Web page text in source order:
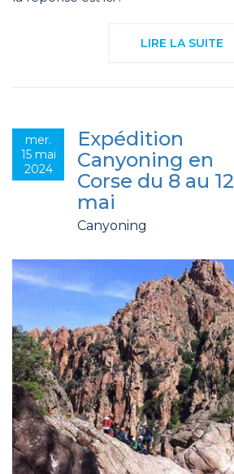
LIRE LA SUITE
mer.
15 mai
2024
Expédition
Canyoning en
Corse du 8 au 12
mai
Canyoning